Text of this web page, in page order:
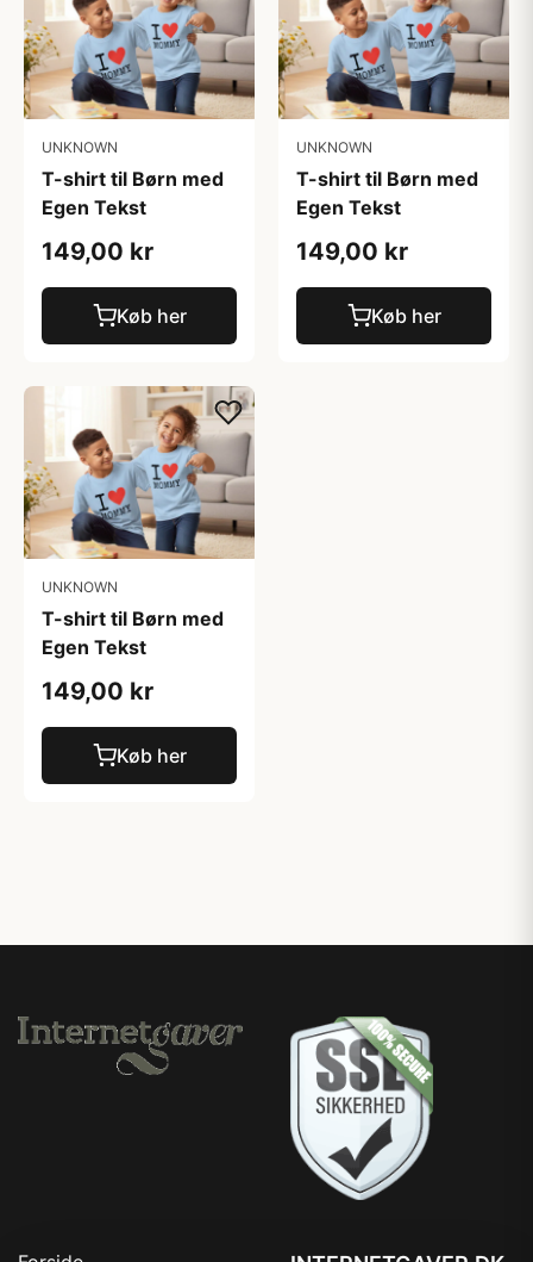
UNKNOWN
T-shirt til Børn med
Egen Tekst
149,00 kr
Køb her
UNKNOWN
T-shirt til Børn med
Egen Tekst
149,00 kr
Køb her
UNKNOWN
T-shirt til Børn med
Egen Tekst
149,00 kr
Køb her